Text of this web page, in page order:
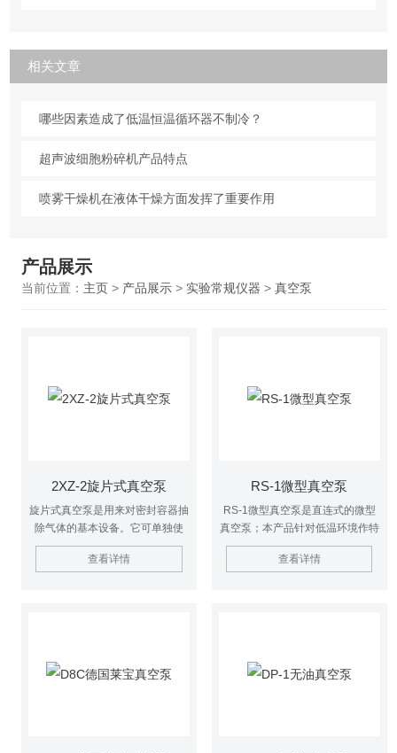
相关文章
哪些因素造成了低温恒温循环器不制冷？
超声波细胞粉碎机产品特点
喷雾干燥机在液体干燥方面发挥了重要作用
产品展示
当前位置： 主页> 产品展示> 实验常规仪器 > 真空泵
2XZ-2旋片式真空泵
旋片式真空泵是用来对密封容器抽
除气体的基本设备。它可单独使
用，也可用为增压泵、扩散泵、分
子泵的前级泵、维持泵、钛泵的预
等部门。
查看详情
RS-1微型真空泵
RS-1微型真空泵是直连式的微型
真空泵；本产品针对低温环境作特
殊设计，保证在冬季环境温度较低
的情况下正常起动
查看详情